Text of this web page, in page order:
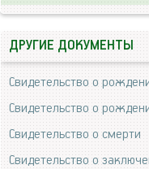
ДРУГИЕ ДОКУМЕНТЫ
Свидетельство о
Свидетельство о
Свидетельство о смерти
Свидетельство о